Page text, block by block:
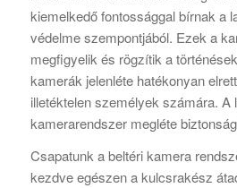
kiemelkedő fontossággal bírnak a
védelme szempontjából. Ezek a
megfigyelik és rögzítik a
kamerák jelenléte hatékonyan
illetéktelen személyek számára. A
kamerarendszer megléte
Csapatunk a beltéri kamera
kezdve egészen a kulcsrakész